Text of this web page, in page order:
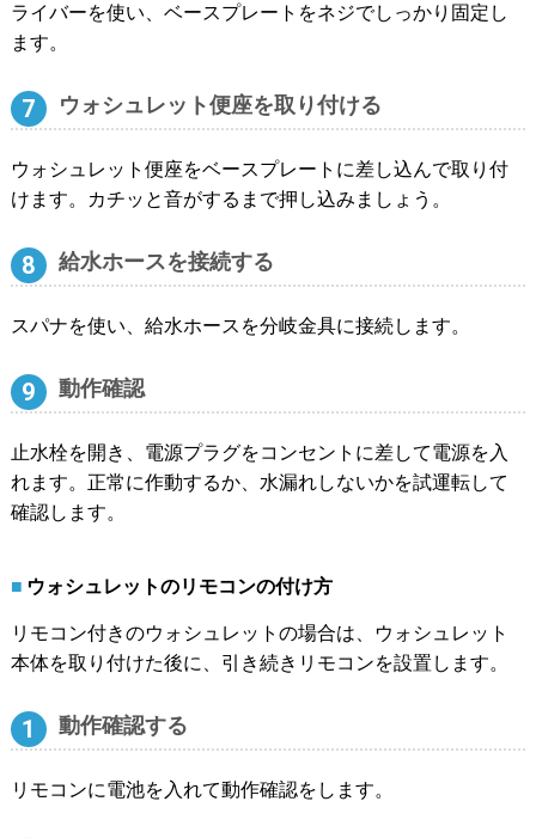
ライバーを使い、ベースプレートをネジでしっかり固定し
ます。
ウォシュレット便座を取り付ける
ウォシュレット便座をベースプレートに差し込んで取り付
けます。カチッと音がするまで押し込みましょう。
給水ホースを接続する
スパナを使い、給水ホースを分岐金具に接続します。
動作確認
止水栓を開き、電源プラグをコンセントに差して電源を入
れます。正常に作動するか、水漏れしないかを試運転して
確認します。
ウォシュレットのリモコンの付け方
リモコン付きのウォシュレットの場合は、ウォシュレット
本体を取り付けた後に、引き続きリモコンを設置します。
動作確認する
リモコンに電池を入れて動作確認をします。